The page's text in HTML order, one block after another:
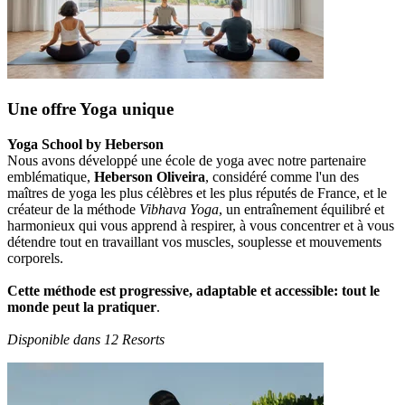
Une offre Yoga unique
Yoga School by Heberson
Nous avons développé une école de yoga avec notre partenaire
emblématique, Heberson Oliveira, considéré comme l'un des
maîtres de yoga les plus célèbres et les plus réputés de France, et le
créateur de la méthode Vibhava Yoga, un entraînement équilibré et
harmonieux qui vous apprend à respirer, à vous concentrer et à vous
détendre tout en travaillant vos muscles, souplesse et mouvements
corporels.
Cette méthode est progressive, adaptable et accessible: tout le
monde peut la pratiquer.
Disponible dans 12 Resorts